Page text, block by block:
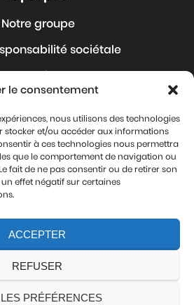
le consentement
nous utilisons des technologies
stocker et/ou accéder aux informations
à ces technologies nous permettra
que le comportement de navigation ou
fait de ne pas consentir ou de retirer son
effet négatif sur certaines
ACCEPTER
REFUSER
PRÉFÉRENCES
Notre groupe
sociétale
Nos Articles
sommes-nous ?
Contact
légales
vos données personnelles
suivre